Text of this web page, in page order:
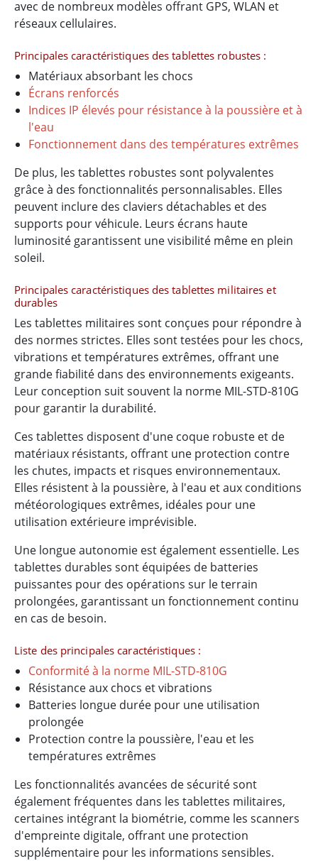
avec de nombreux modèles offrant GPS, WLAN et
réseaux cellulaires.
Principales caractéristiques des tablettes robustes :
Matériaux absorbant les chocs
Écrans renforcés
Indices IP élevés pour résistance à la poussière et à
l'eau
Fonctionnement dans des températures extrêmes
De plus, les tablettes robustes sont polyvalentes
grâce à des fonctionnalités personnalisables. Elles
peuvent inclure des claviers détachables et des
supports pour véhicule. Leurs écrans haute
luminosité garantissent une visibilité même en plein
soleil.
Principales caractéristiques des tablettes militaires et
durables
Les tablettes militaires sont conçues pour répondre à
des normes strictes. Elles sont testées pour les chocs,
vibrations et températures extrêmes, offrant une
grande fiabilité dans des environnements exigeants.
Leur conception suit souvent la norme MIL-STD-810G
pour garantir la durabilité.
Ces tablettes disposent d'une coque robuste et de
matériaux résistants, offrant une protection contre
les chutes, impacts et risques environnementaux.
Elles résistent à la poussière, à l'eau et aux conditions
météorologiques extrêmes, idéales pour une
utilisation extérieure imprévisible.
Une longue autonomie est également essentielle. Les
tablettes durables sont équipées de batteries
puissantes pour des opérations sur le terrain
prolongées, garantissant un fonctionnement continu
en cas de besoin.
Liste des principales caractéristiques :
Conformité à la norme MIL-STD-810G
Résistance aux chocs et vibrations
Batteries longue durée pour une utilisation
prolongée
Protection contre la poussière, l'eau et les
températures extrêmes
Les fonctionnalités avancées de sécurité sont
également fréquentes dans les tablettes militaires,
certaines intégrant la biométrie, comme les scanners
d'empreinte digitale, offrant une protection
supplémentaire pour les informations sensibles.